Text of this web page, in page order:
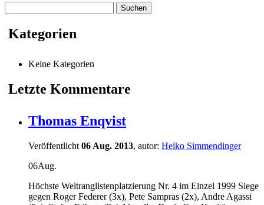
nach:
Kategorien
Keine Kategorien
Letzte Kommentare
Thomas Enqvist
Veröffentlicht 06 Aug. 2013, autor: Heiko Simmendinger
06Aug.
Höchste Weltranglistenplatzierung Nr. 4 im Einzel 1999 Siege
gegen Roger Federer (3x), Pete Sampras (2x), Andre Agassi